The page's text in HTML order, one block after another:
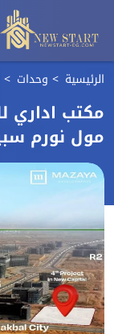
الرئيسية وحدات
مول نورم